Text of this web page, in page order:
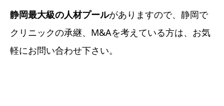
静岡最大級の人材プールがありますので、静岡で
クリニックの承継、M&Aを考えている方は、お気
軽にお問い合わせ下さい。